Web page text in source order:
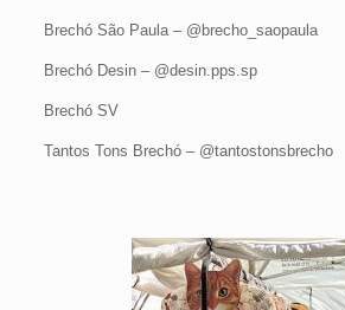
Brechó São Paula – @brecho_saopaula
Brechó Desin – @desin.pps.sp
Brechó SV
Tantos Tons Brechó – @tantostonsbrecho